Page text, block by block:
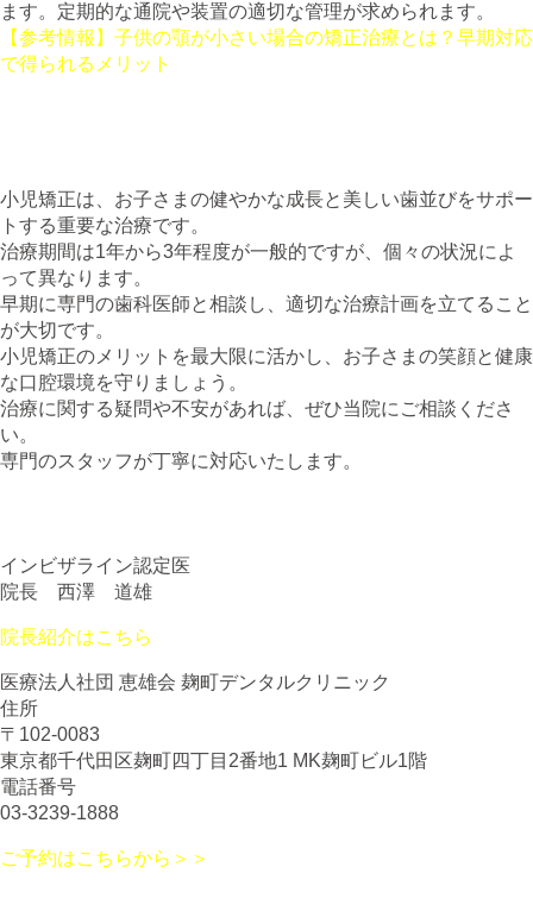
ます。定期的な通院や装置の適切な管理が求められます。
【参考情報】子供の顎が小さい場合の矯正治療とは？早期対応
で得られるメリット
小児矯正は、お子さまの健やかな成長と美しい歯並びをサポー
トする重要な治療です。
治療期間は1年から3年程度が一般的ですが、個々の状況によ
って異なります。
早期に専門の歯科医師と相談し、適切な治療計画を立てること
が大切です。
小児矯正のメリットを最大限に活かし、お子さまの笑顔と健康
な口腔環境を守りましょう。
治療に関する疑問や不安があれば、ぜひ当院にご相談くださ
い。
専門のスタッフが丁寧に対応いたします。
インビザライン認定医
院長 西澤 道雄
院長紹介はこちら
医療法人社団 恵雄会 麹町デンタルクリニック
住所
〒102-0083
東京都千代田区麹町四丁目2番地1 MK麹町ビル1階
電話番号
03-3239-1888
ご予約はこちらから＞＞